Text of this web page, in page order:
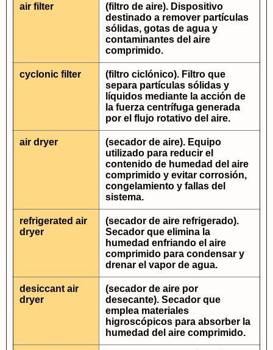
air filter
(filtro de aire). Dispositivo
destinado a remover partículas
sólidas, gotas de agua y
contaminantes del aire
comprimido.
cyclonic filter
(filtro ciclónico). Filtro que
separa partículas sólidas y
líquidos mediante la acción de
la fuerza centrífuga generada
por el flujo rotativo del aire.
air dryer
(secador de aire). Equipo
utilizado para reducir el
contenido de humedad del aire
comprimido y evitar corrosión,
congelamiento y fallas del
sistema.
refrigerated air
dryer
(secador de aire refrigerado).
Secador que elimina la
humedad enfriando el aire
comprimido para condensar y
drenar el vapor de agua.
desiccant air
dryer
(secador de aire por
desecante). Secador que
emplea materiales
higroscópicos para absorber la
humedad del aire comprimido.